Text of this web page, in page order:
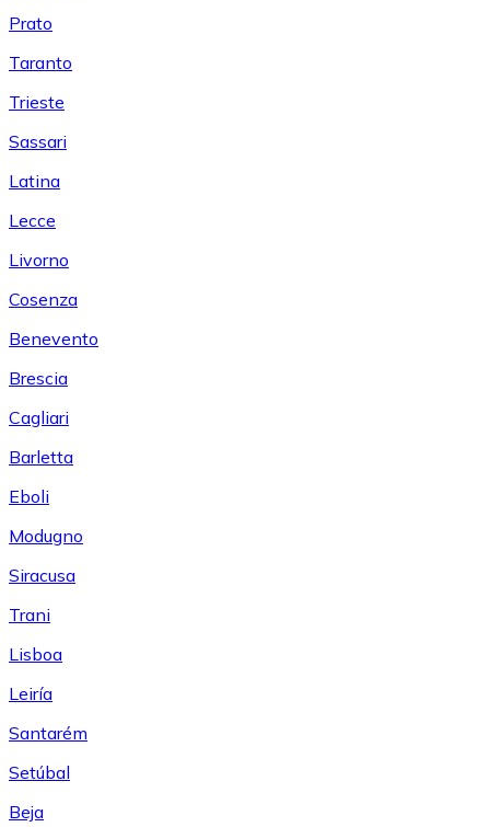
Prato
Taranto
Trieste
Sassari
Latina
Lecce
Livorno
Cosenza
Benevento
Brescia
Cagliari
Barletta
Eboli
Modugno
Siracusa
Trani
Lisboa
Leiría
Santarém
Setúbal
Beja